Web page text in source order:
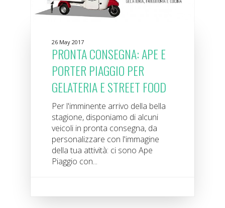
26 May 2017
PRONTA CONSEGNA: APE E
PORTER PIAGGIO PER
GELATERIA E STREET FOOD
Per l'imminente arrivo della bella
stagione, disponiamo di alcuni
veicoli in pronta consegna, da
personalizzare con l'immagine
della tua attività: ci sono Ape
Piaggio con...